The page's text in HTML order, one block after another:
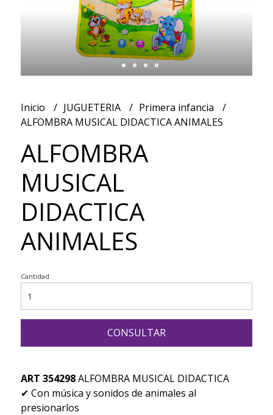
Inicio JUGUETERIA
Primera infancia
ALFOMBRA MUSICAL DIDACTICA ANIMALES
ALFOMBRA
MUSICAL
DIDACTICA
ANIMALES
Cantidad
CONSULTAR
ART 354298ALFOMBRA MUSICAL DIDACTICA
✔ Con música y sonidos de animales al
presionarlos